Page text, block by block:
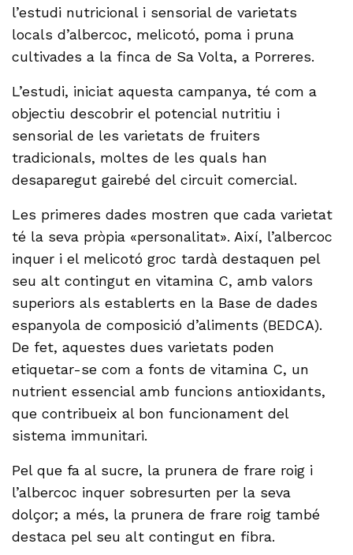
l’estudi nutricional i sensorial de varietats
locals d’albercoc, melicotó, poma i pruna
cultivades a la finca de Sa Volta, a Porreres.
L’estudi, iniciat aquesta campanya, té com a
objectiu descobrir el potencial nutritiu i
sensorial de les varietats de fruiters
tradicionals, moltes de les quals han
desaparegut gairebé del circuit comercial.
Les primeres dades mostren que cada varietat
té la seva pròpia «personalitat». Així, l’albercoc
inquer i el melicotó groc tardà destaquen pel
seu alt contingut en vitamina C, amb valors
superiors als establerts en la Base de dades
espanyola de composició d’aliments (BEDCA).
De fet, aquestes dues varietats poden
etiquetar-se com a fonts de vitamina C, un
nutrient essencial amb funcions antioxidants,
que contribueix al bon funcionament del
sistema immunitari.
Pel que fa al sucre, la prunera de frare roig i
l’albercoc inquer sobresurten per la seva
dolçor; a més, la prunera de frare roig també
destaca pel seu alt contingut en fibra.